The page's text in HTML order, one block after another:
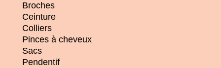
Broches
Ceinture
Colliers
Pinces à cheveux
Sacs
Pendentif